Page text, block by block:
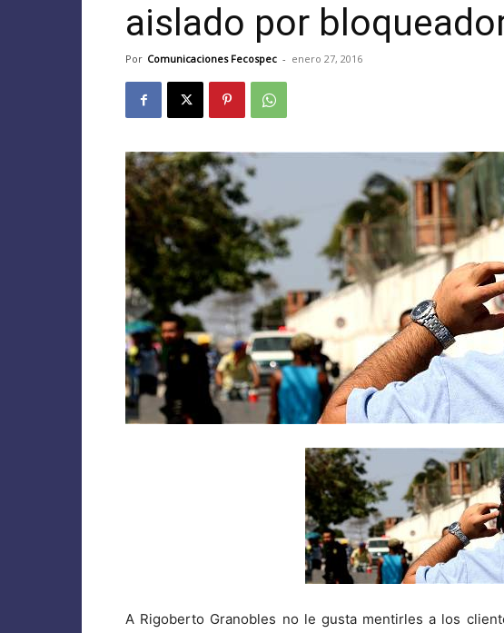
aislado por
Por Comunicaciones Fecospec - enero 27, 2016
A Rigoberto Granobles no le gusta mentirles a los